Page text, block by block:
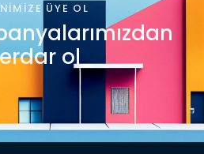
ÜYE OL
ol